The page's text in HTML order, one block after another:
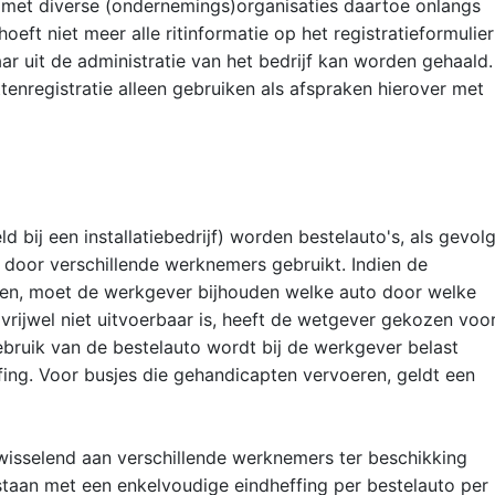
diverse (ondernemings)organisaties daartoe onlangs
niet meer alle ritinformatie op het registratieformulier
uit de administratie van het bedrijf kan worden gehaald.
alleen gebruiken als afspraken hierover met
bij een installatiebedrijf) worden bestelauto's, als gevolg
verschillende werknemers gebruikt. Indien de
moet de werkgever bijhouden welke auto door welke
niet uitvoerbaar is, heeft de wetgever gekozen
van de bestelauto wordt bij de werkgever belast
Voor busjes die gehandicapten vervoeren, geldt een
aan verschillende werknemers ter beschikking
met een enkelvoudige eindheffing per bestelauto per